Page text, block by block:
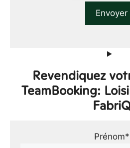
Revendiquez
TeamBooking:
Prénom*